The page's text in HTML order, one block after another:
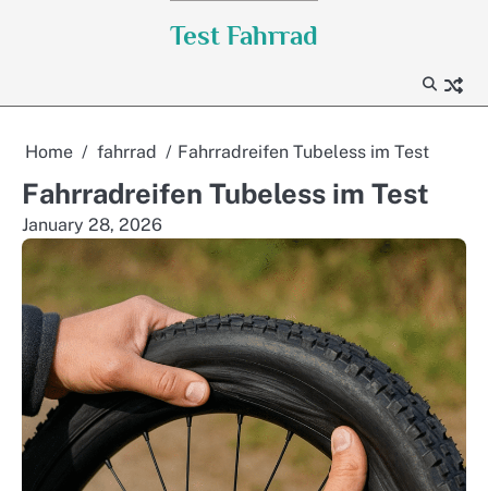
Test Fahrrad
Home fahrrad Fahrradreifen Tubeless im Test
Fahrradreifen Tubeless im Test
January 28, 2026